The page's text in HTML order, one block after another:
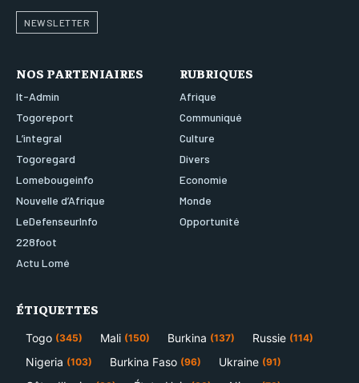
NEWSLETTER
NOS PARTENIAIRES
It-Admin
Togoreport
L’integral
Togoregard
Lomebougeinfo
Nouvelle d’Afrique
LeDefenseurInfo
228foot
Actu Lomé
RUBRIQUES
Afrique
Communiqué
Culture
Divers
Economie
Monde
Opportunité
ÉTIQUETTES
Togo (345) Mali (150) Burkina (137) Russie (114)
Nigeria (103) Burkina Faso (96) Ukraine (91)